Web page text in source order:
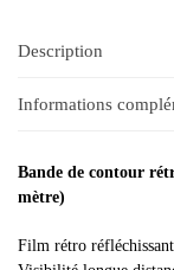
Description
Informations
Bande de contour
mètre)
Film rétro